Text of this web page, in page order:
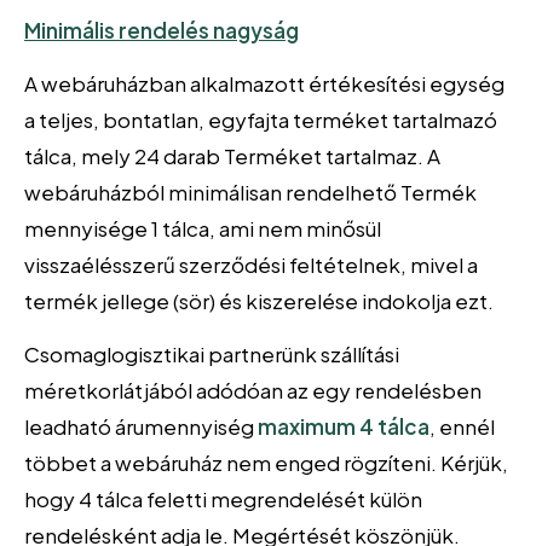
Minimális rendelés nagyság
A webáruházban alkalmazott értékesítési egység
a teljes, bontatlan, egyfajta terméket tartalmazó
tálca, mely 24 darab Terméket tartalmaz. A
webáruházból minimálisan rendelhető Termék
mennyisége 1 tálca, ami nem minősül
visszaélésszerű szerződési feltételnek, mivel a
termék jellege (sör) és kiszerelése indokolja ezt.
Csomaglogisztikai partnerünk szállítási
méretkorlátjából adódóan az egy rendelésben
leadható árumennyiség maximum 4 tálca, ennél
többet a webáruház nem enged rögzíteni. Kérjük,
hogy 4 tálca feletti megrendelését külön
rendelésként adja le. Megértését köszönjük.